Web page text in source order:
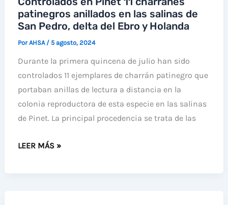
patinegros anillados en las salinas de
San Pedro, delta del Ebro y Holanda
PorAHSA / 5 agosto, 2024
Durante la primera quincena de julio han sido
controlados 11 ejemplares de charrán patinegro que
portaban anillas de lectura a distancia en la
colonia reproductora de esta especie en las salinas
de Pinet. La principal procedencia se trata de las
CONTROLADOS
LEER MÁS »